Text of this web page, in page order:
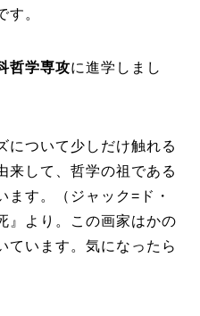
す。
哲学専攻に進学しまし
について少しだけ触れる
来して、哲学の祖である
ます。（ジャック=ド・
』より。この画家はかの
ています。気になったら